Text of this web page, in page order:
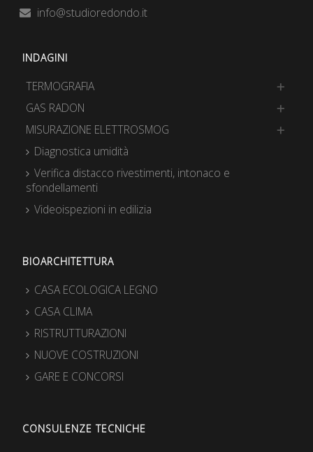
info@studioredondo.it
INDAGINI
TERMOGRAFIA
GAS RADON
MISURAZIONE ELETTROSMOG
Diagnostica umidità
Verifica distacco rivestimenti, intonaco e
sfondellamenti
Videoispezioni in edilizia
BIOARCHITETTURA
CASA ECOLOGICA LEGNO
CASA CLIMA
RISTRUTTURAZIONI
NUOVE COSTRUZIONI
GARE E CONCORSI
CONSULENZE TECNICHE